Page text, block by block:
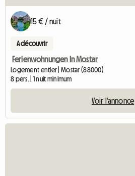
15 € / nuit
A découvrir
Ferienwohnungen In Mostar
Logement entier | Mostar (88000)
8 pers. | 1 nuit minimum
Voir l'annonce